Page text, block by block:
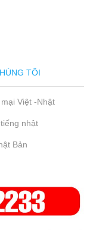
TÔI
Việt -Nhật
nhật
Bản